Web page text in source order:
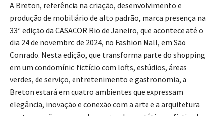
A Breton, referência na criação, desenvolvimento e
produção de mobiliário de alto padrão, marca presença na
33ª edição da CASACOR Rio de Janeiro, que acontece até o
dia 24 de novembro de 2024, no Fashion Mall, em São
Conrado. Nesta edição, que transforma parte do shopping
em um condomínio fictício com lofts, estúdios, áreas
verdes, de serviço, entretenimento e gastronomia, a
Breton estará em quatro ambientes que expressam
elegância, inovação e conexão com a arte e a arquitetura